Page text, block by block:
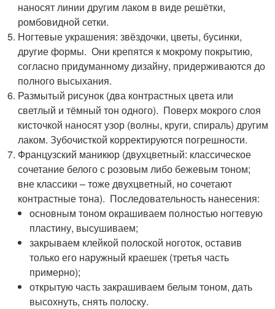
наносят линии другим лаком в виде решётки,
ромбовидной сетки.
Ногтевые украшения: звёздочки, цветы, бусинки,
другие формы. Они крепятся к мокрому покрытию,
согласно придуманному дизайну, придерживаются до
полного высыхания.
Размытый рисунок (два контрастных цвета или
светлый и тёмный тон одного). Поверх мокрого слоя
кисточкой наносят узор (волны, круги, спираль) другим
лаком. Зубочисткой корректируются погрешности.
Французский маникюр (двухцветный: классическое
сочетание белого с розовым либо бежевым тоном;
вне классики – тоже двухцветный, но сочетают
контрастные тона). Последовательность нанесения:
основным тоном окрашиваем полностью ногтевую
пластину, высушиваем;
закрываем клейкой полоской ноготок, оставив
только его наружный краешек (третья часть
примерно);
открытую часть закрашиваем белым тоном, дать
высохнуть, снять полоску.